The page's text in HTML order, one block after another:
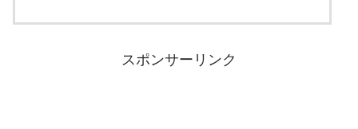
スポンサーリンク